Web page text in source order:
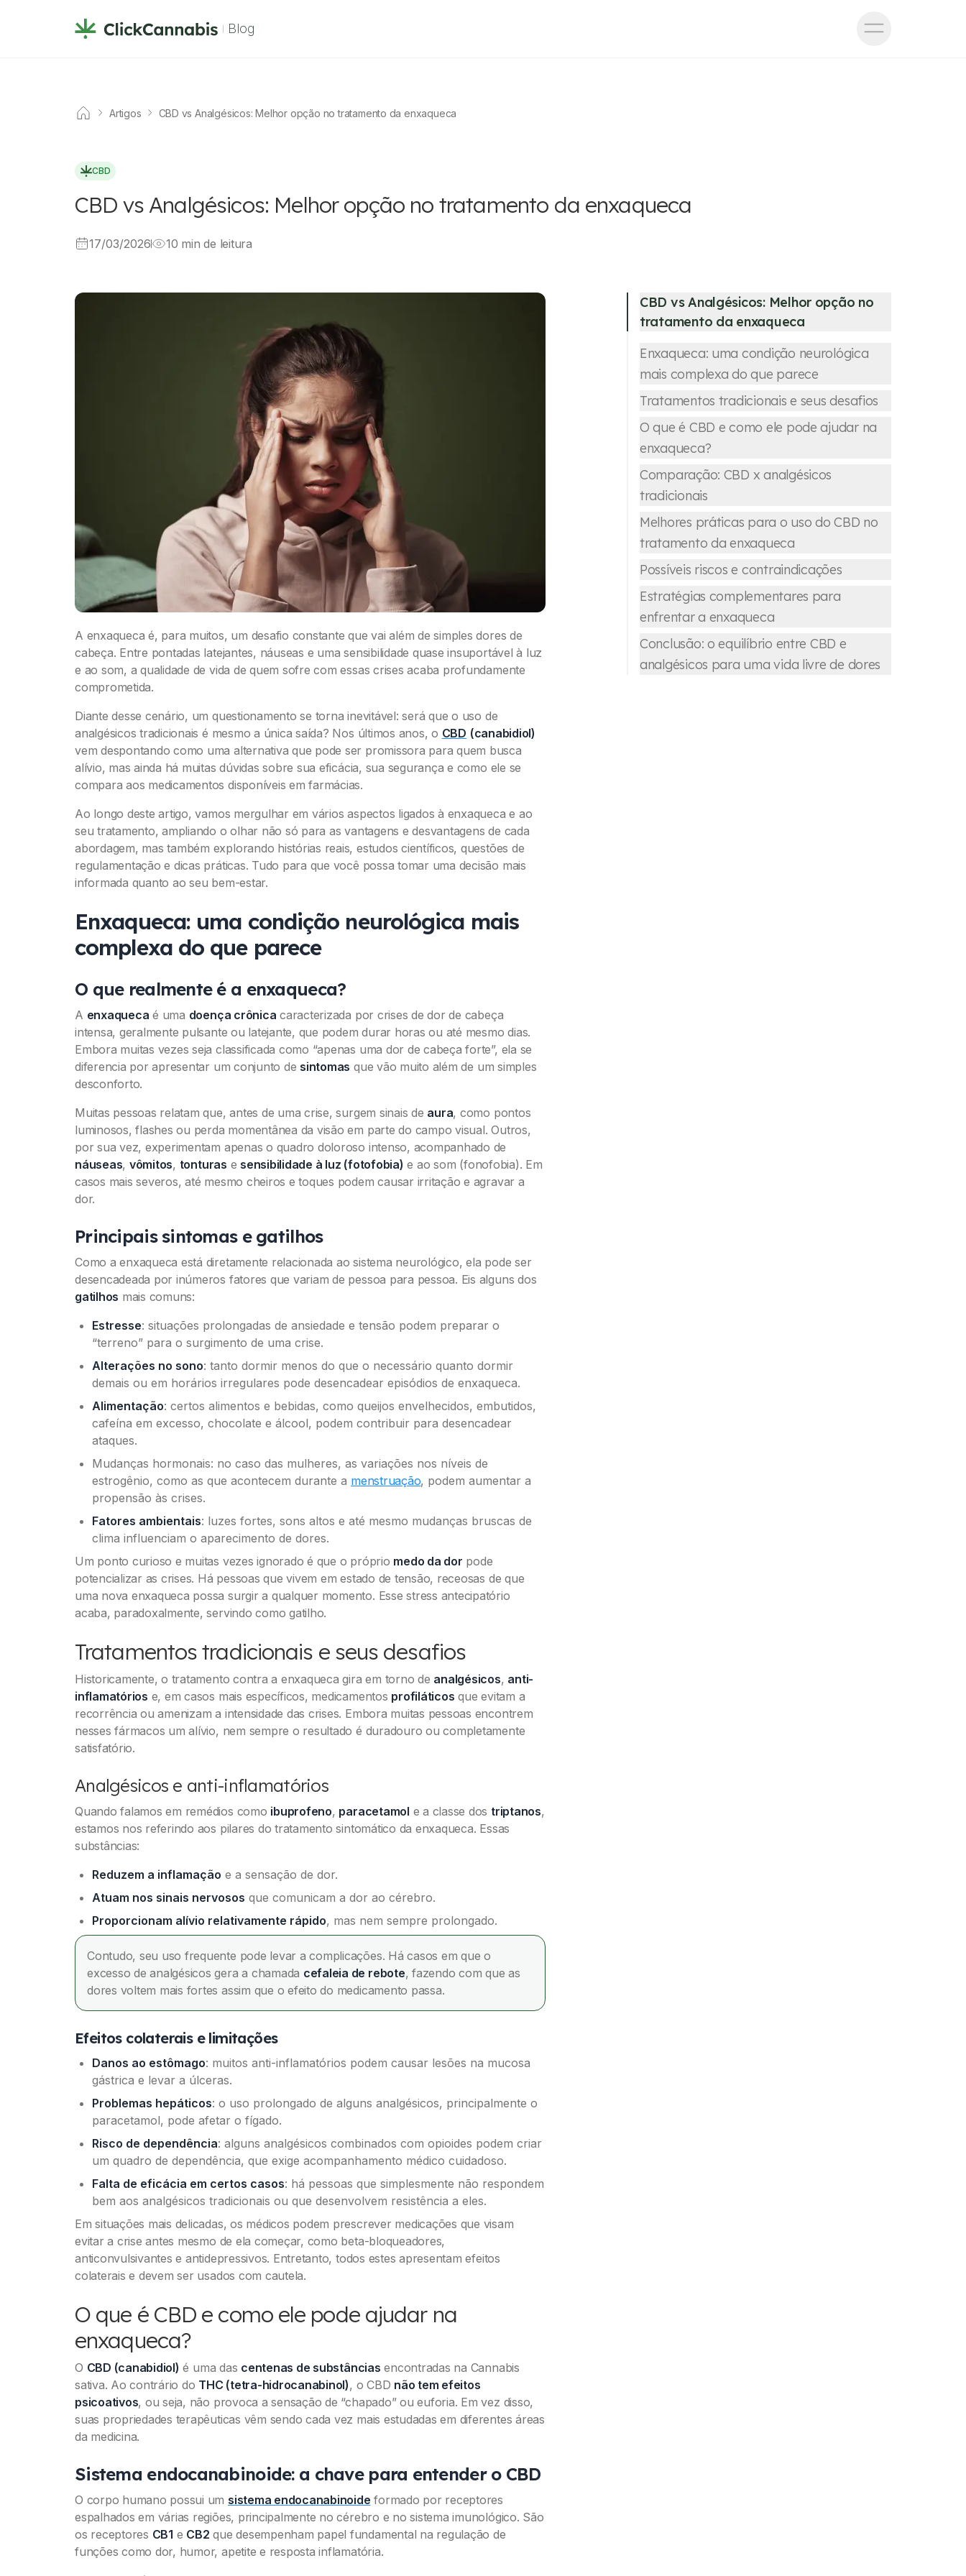
Blog
Artigos CBD vs Analgésicos: Melhor opção no tratamento da enxaqueca
CBD
CBD vs Analgésicos: Melhor opção no tratamento da enxaqueca
17/03/2026 10 min de leitura
A enxaqueca é, para muitos, um desafio constante que vai além de simples dores de
cabeça. Entre pontadas latejantes, náuseas e uma sensibilidade quase insuportável à luz
e ao som, a qualidade de vida de quem sofre com essas crises acaba profundamente
comprometida.
Diante desse cenário, um questionamento se torna inevitável:será que o uso de
analgésicos tradicionais é mesmo a única saída? Nos últimos anos, o CBD (canabidiol)
vem despontando como uma alternativa que pode ser promissora para quem busca
alívio, mas ainda há muitas dúvidas sobre sua eficácia, sua segurança e como ele se
compara aos medicamentos disponíveis em farmácias.
Ao longo deste artigo, vamos mergulhar em vários aspectos ligados à enxaqueca e ao
seu tratamento, ampliando o olhar não só para as vantagens e desvantagens de cada
abordagem, mas também explorando histórias reais, estudos científicos, questões de
regulamentação e dicas práticas. Tudo para que você possa tomar uma decisão mais
informada quanto ao seu bem-estar.
Enxaqueca: uma condição neurológica mais
complexa do que parece
O que realmente é a enxaqueca?
A enxaqueca é uma doença crônica caracterizada por crises de dor de cabeça
intensa, geralmente pulsante ou latejante, que podem durar horas ou até mesmo dias.
Embora muitas vezes seja classificada como “apenas uma dor de cabeça forte”, ela se
diferencia por apresentar um conjunto de sintomas que vão muito além de um simples
desconforto.
Muitas pessoas relatam que, antes de uma crise, surgem sinais de aura, como pontos
luminosos, flashes ou perda momentânea da visão em parte do campo visual. Outros,
por sua vez, experimentam apenas o quadro doloroso intenso, acompanhado de
náuseas, vômitos, tonturas e sensibilidade à luz (fotofobia) e ao som (fonofobia). Em
casos mais severos, até mesmo cheiros e toques podem causar irritação e agravar a
dor.
Principais sintomas e gatilhos
Como a enxaqueca está diretamente relacionada ao sistema neurológico, ela pode ser
desencadeada por inúmeros fatores que variam de pessoa para pessoa. Eis alguns dos
gatilhos mais comuns:
Estresse: situações prolongadas de ansiedade e tensão podem preparar o
“terreno” para o surgimento de uma crise.
Alterações no sono: tanto dormir menos do que o necessário quanto dormir
demais ou em horários irregulares pode desencadear episódios de enxaqueca.
Alimentação: certos alimentos e bebidas, como queijos envelhecidos, embutidos,
cafeína em excesso, chocolate e álcool, podem contribuir para desencadear
ataques.
Mudanças hormonais: no caso das mulheres, as variações nos níveis de
estrogênio, como as que acontecem durante a menstruação, podem aumentar a
propensão às crises.
Fatores ambientais: luzes fortes, sons altos e até mesmo mudanças bruscas de
clima influenciam o aparecimento de dores.
Um ponto curioso e muitas vezes ignorado é que o próprio medo da dor pode
potencializar as crises. Há pessoas que vivem em estado de tensão, receosas de que
uma nova enxaqueca possa surgir a qualquer momento. Essestress antecipatório
acaba, paradoxalmente, servindo como gatilho.
Tratamentos tradicionais e seus desafios
Historicamente, o tratamento contra a enxaqueca gira em torno de analgésicos, anti-
inflamatórios e, em casos mais específicos, medicamentos profiláticos que evitam a
recorrência ou amenizam a intensidade das crises. Embora muitas pessoas encontrem
nesses fármacos um alívio, nem sempre o resultado é duradouro ou completamente
satisfatório.
Analgésicos e anti-inflamatórios
Quando falamos em remédios como ibuprofeno, paracetamol e a classe dos triptanos,
estamos nos referindo aos pilares do tratamento sintomático da enxaqueca. Essas
substâncias:
Reduzem a inflamação e a sensação de dor.
Atuam nos sinais nervosos que comunicam a dor ao cérebro.
Proporcionam alívio relativamente rápido, mas nem sempre prolongado.
Contudo, seu uso frequente pode levar a complicações. Há casos em que o
excesso de analgésicos gera a chamada cefaleia de rebote, fazendo com que as
dores voltem mais fortes assim que o efeito do medicamento passa.
Efeitos colaterais e limitações
Danos ao estômago: muitos anti-inflamatórios podem causar lesões na mucosa
gástrica e levar a úlceras.
Problemas hepáticos: o uso prolongado de alguns analgésicos, principalmente o
paracetamol, pode afetar o fígado.
Risco de dependência: alguns analgésicos combinados com opioides podem criar
um quadro de dependência, que exige acompanhamento médico cuidadoso.
Falta de eficácia em certos casos: há pessoas que simplesmente não respondem
bem aos analgésicos tradicionais ou que desenvolvem resistência a eles.
Em situações mais delicadas, os médicos podem prescrever medicações que visam
evitar a crise antes mesmo de ela começar, como beta-bloqueadores,
anticonvulsivantes e antidepressivos. Entretanto, todos estes apresentam efeitos
colaterais e devem ser usados com cautela.
O que é CBD e como ele pode ajudar na
enxaqueca?
O CBD (canabidiol) é uma das centenas de substâncias encontradas na Cannabis
sativa. Ao contrário do THC (tetra-hidrocanabinol), o CBD não tem efeitos
psicoativos, ou seja, não provoca a sensação de “chapado” ou euforia. Em vez disso,
suas propriedades terapêuticas vêm sendo cada vez mais estudadas em diferentes áreas
da medicina.
Sistema endocanabinoide: a chave para entender o CBD
O corpo humano possui um sistema endocanabinoide formado por receptores
espalhados em várias regiões, principalmente no cérebro e no sistema imunológico. São
os receptores CB1 e CB2 que desempenham papel fundamental na regulação de
funções como dor, humor, apetite e resposta inflamatória.
CBD vs Analgésicos: Melhor opção no
tratamento da enxaqueca
Enxaqueca: uma condição neurológica
mais complexa do que parece
Tratamentos tradicionais e seus desafios
O que é CBD e como ele pode ajudar na
enxaqueca?
Comparação: CBD x analgésicos
tradicionais
Melhores práticas para o uso do CBD no
tratamento da enxaqueca
Possíveis riscos e contraindicações
Estratégias complementares para
enfrentar a enxaqueca
Conclusão: o equilíbrio entre CBD e
analgésicos para uma vida livre de dores